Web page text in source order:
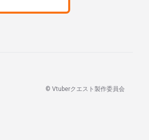
© Vtuberクエスト製作委員会